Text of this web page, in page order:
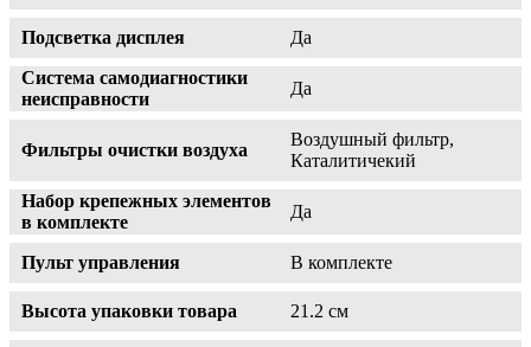
Подсветка дисплея
Да
Система самодиагностики
неисправности
Да
Фильтры очистки воздуха
Воздушный фильтр,
Каталитичекий
Набор крепежных элементов
в комплекте
Да
Пульт управления В комплекте
Высота упаковки товара 21.2 см